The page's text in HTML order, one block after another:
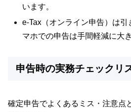
います。
e-Tax（オンライン申告）は
マホでの申告は手間軽減に大
申告時の実務チェックリ
確定申告でよくあるミス・注意点